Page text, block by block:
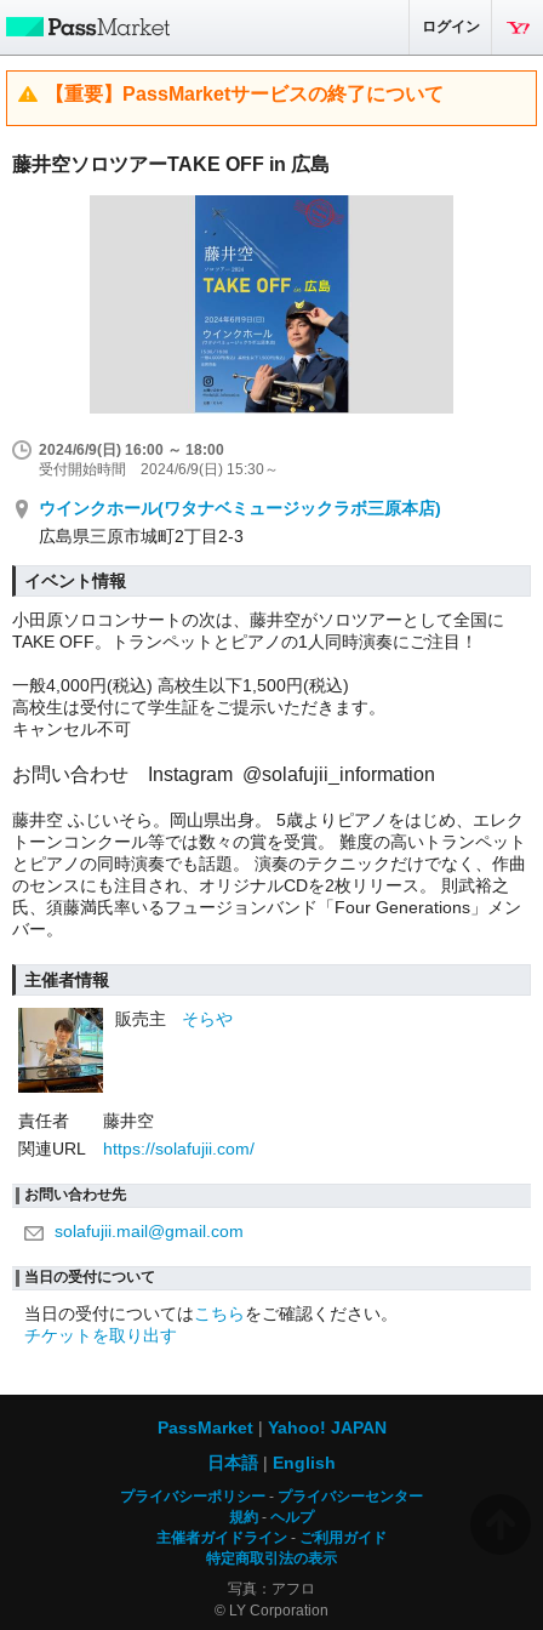
ログイン
【重要】PassMarketサービスの終了について
藤井空ソロツアーTAKE OFF in 広島
2024/6/9(日) 16:00 ～ 18:00
受付開始時間 2024/6/9(日) 15:30～
ウインクホール(ワタナベミュージックラボ三原本店)
広島県三原市城町2丁目2-3
イベント情報
小田原ソロコンサートの次は、藤井空がソロツアーとして全国に
TAKE OFF。トランペットとピアノの1人同時演奏にご注目！
一般4,000円(税込) 高校生以下1,500円(税込)
高校生は受付にて学生証をご提示いただきます。
キャンセル不可
お問い合わせ Instagram @solafujii_information
藤井空 ふじいそら。岡山県出身。 5歳よりピアノをはじめ、エレク
トーンコンクール等では数々の賞を受賞。 難度の高いトランペット
とピアノの同時演奏でも話題。 演奏のテクニックだけでなく、作曲
のセンスにも注目され、オリジナルCDを2枚リリース。 則武裕之
氏、須藤満氏率いるフュージョンバンド「Four Generations」メン
バー。
主催者情報
販売主
そらや
責任者
藤井空
関連URL
https://solafujii.com/
お問い合わせ先
solafujii.mail@gmail.com
当日の受付について
当日の受付についてはこちらをご確認ください。
チケットを取り出す
PassMarket
Yahoo! JAPAN
日本語
English
プライバシーポリシー
プライバシーセンター
規約
ヘルプ
主催者ガイドライン
ご利用ガイド
特定商取引法の表示
写真：アフロ
© LY Corporation